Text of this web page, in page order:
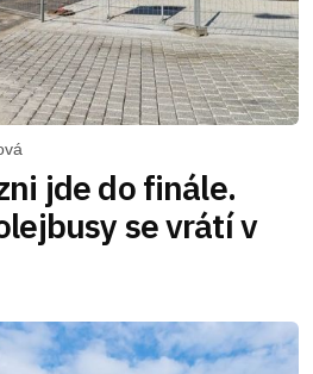
jde do finále.
se vrátí v